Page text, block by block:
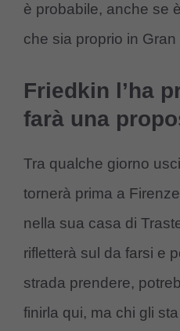
è probabile, anche se
che sia proprio in
Friedkin l’ha
farà una
Tra qualche giorno
tornerà prima a
nella sua casa di
rifletterà sul da farsi e
strada prendere,
finirla qui, ma chi gli